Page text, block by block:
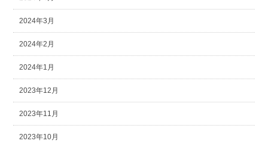
2024年3月
2024年2月
2024年1月
2023年12月
2023年11月
2023年10月